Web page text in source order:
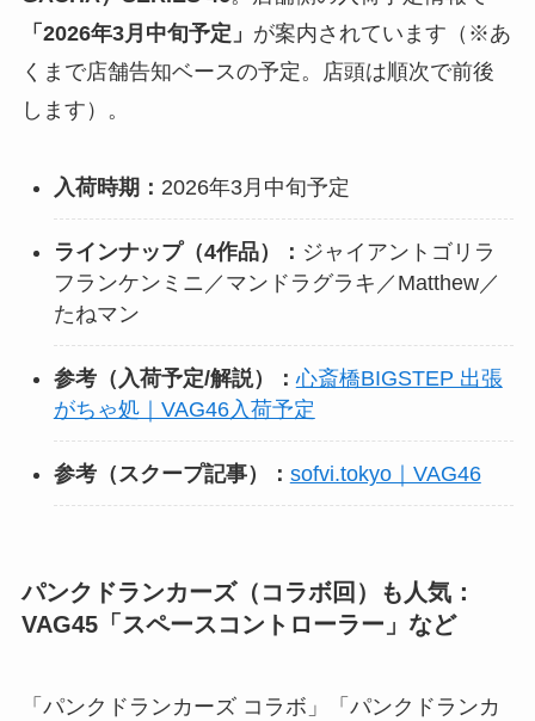
「2026年3月中旬予定」 が案内されています（※あ
くまで店舗告知ベースの予定。店頭は順次で前後
します）。
入荷時期： 2026年3月中旬予定
ラインナップ（4作品）： ジャイアントゴリラ
フランケンミニ／マンドラグラキ／Matthew／
たねマン
参考（入荷予定/解説）：心斎橋BIGSTEP 出張
がちゃ処｜VAG46入荷予定
参考（スクープ記事）： sofvi.tokyo｜VAG46
パンクドランカーズ（コラボ回）も人気：
VAG45「スペースコントローラー」など
「パンクドランカーズ コラボ」「パンクドランカ